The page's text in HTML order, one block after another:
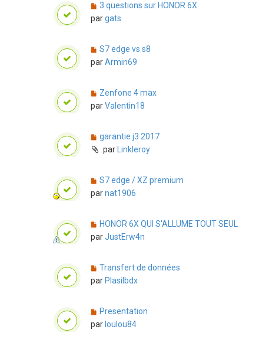
3 questions sur HONOR 6X
pargats
S7 edge vs s8
parArmin69
Zenfone 4 max
parValentin18
garantie j3 2017
par
Linkleroy
S7 edge / XZ premium
parnat1906
HONOR 6X QUI S'ALLUME TOUT SEUL
parJustErw4n
Transfert de données
par Plasilbdx
Presentation
par loulou84